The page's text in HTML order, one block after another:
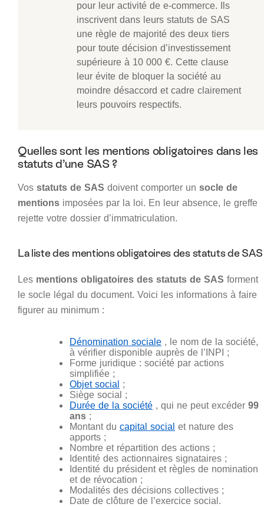
pour leur activité de e-commerce. Ils
inscrivent dans leurs statuts de SAS
une règle de majorité des deux tiers
pour toute décision d’investissement
supérieure à 10 000 €. Cette clause
leur évite de bloquer la société au
moindre désaccord et cadre clairement
leurs pouvoirs respectifs.
Quelles sont les mentions obligatoires dans les
statuts d’une SAS ?
Vos statuts de SAS doivent comporter un socle de
mentions imposées par la loi. En leur absence, le greffe
rejette votre dossier d’immatriculation.
La liste des mentions obligatoires des statuts de SAS
Les mentions obligatoires des statuts de SAS forment
le socle légal du document. Voici les informations à faire
figurer au minimum :
Dénomination sociale , le nom de la société,
à vérifier disponible auprès de l’INPI ;
Forme juridique : société par actions
simplifiée ;
Objet social ;
Siège social ;
Durée de la société , qui ne peut excéder 99
ans ;
Montant du capital social et nature des
apports ;
Nombre et répartition des actions ;
Identité des actionnaires signataires ;
Identité du président et règles de nomination
et de révocation ;
Modalités des décisions collectives ;
Date de clôture de l’exercice social.